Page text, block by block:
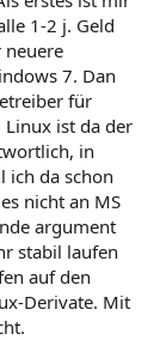
1-2 j. Geld
neuere
7. Dan
für
Linux ist da der
in
ich da schon
nicht an MS
argument
stabil laufen
auf den
Derivate. Mit